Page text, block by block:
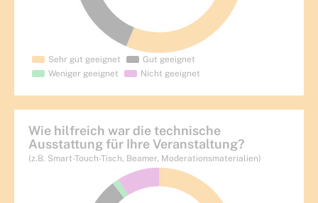
Wie hilfreich war die technische
Ausstattung für Ihre Veranstaltung?
(z.B. Smart-Touch-Tisch, Beamer, Moderationsmaterialien)